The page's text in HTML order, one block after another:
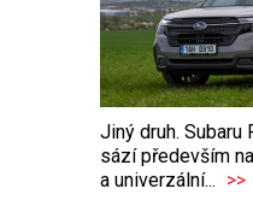
Jiný druh. Subaru
sází především
a univerzální... >>